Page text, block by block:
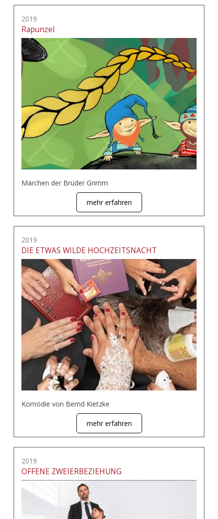
2019
Rapunzel
Märchen der Brüder Grimm
mehr erfahren
2019
DIE ETWAS WILDE HOCHZEITSNACHT
Komödie von Bernd Kietzke
mehr erfahren
2019
OFFENE ZWEIERBEZIEHUNG